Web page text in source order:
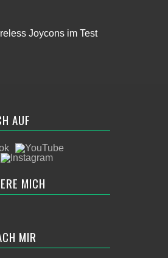
Joycons im Test
AUF
MICH
MIR